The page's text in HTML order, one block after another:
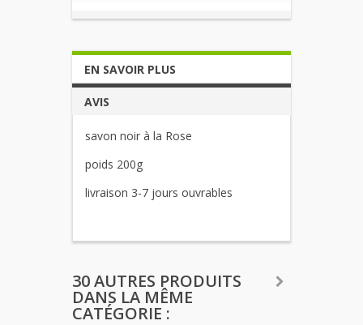
EN SAVOIR PLUS
AVIS
savon noir à la Rose
poids 200g
livraison 3-7 jours ouvrables
30 AUTRES PRODUITS
DANS LA MÊME
CATÉGORIE :